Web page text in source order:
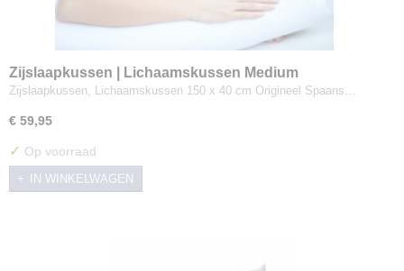
Zijslaapkussen | Lichaamskussen Medium
Zijslaapkussen, Lichaamskussen 150 x 40 cm Origineel Spaans…
€ 59,95
✓ Op voorraad
IN WINKELWAGEN